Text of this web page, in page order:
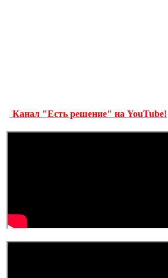
Канал "Есть решение" на YouTube!